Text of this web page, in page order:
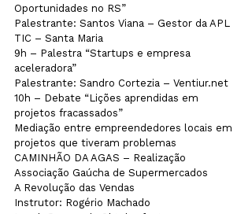
Oportunidades no RS”
Palestrante: Santos Viana – Gestor da APL
TIC – Santa Maria
9h – Palestra “Startups e empresa
aceleradora”
Palestrante: Sandro Cortezia – Ventiur.net
10h – Debate “Lições aprendidas em
projetos fracassados”
Mediação entre empreendedores locais em
projetos que tiveram problemas
CAMINHÃO DA AGAS – Realização
Associação Gaúcha de Supermercados
A Revolução das Vendas
Instrutor: Rogério Machado